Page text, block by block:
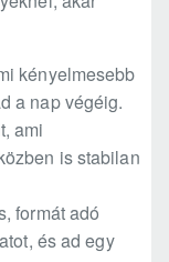
kényelmesebb
a nap végéig.
ami
is stabilan
formát adó
és ad egy